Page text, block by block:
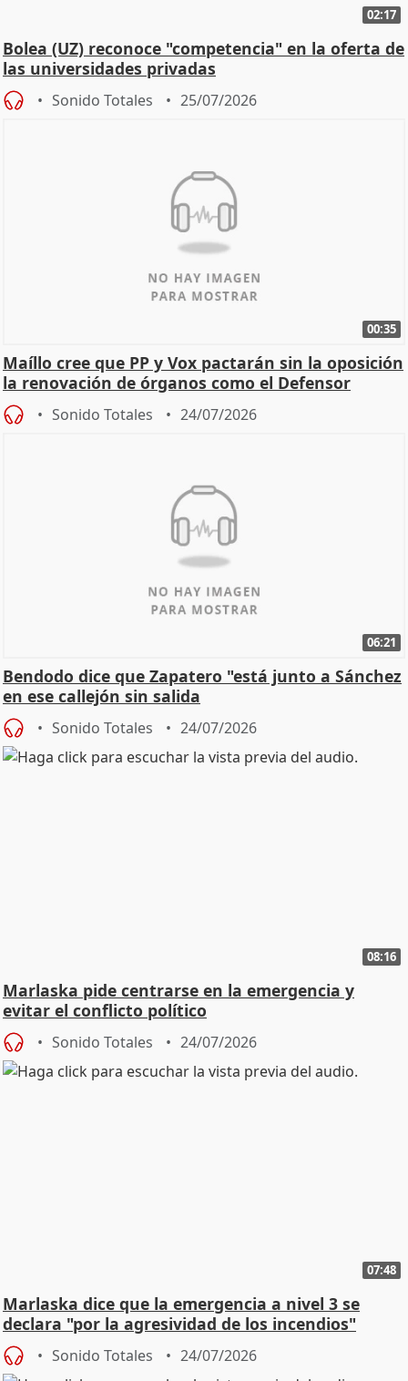
02:17
Bolea (UZ) reconoce "competencia" en la oferta de
las universidades privadas
Sonido Totales 25/07/2026
00:35
Maíllo cree que PP y Vox pactarán sin la oposición
la renovación de órganos como el Defensor
Sonido Totales 24/07/2026
06:21
Bendodo dice que Zapatero "está junto a Sánchez
en ese callejón sin salida
Sonido Totales 24/07/2026
08:16
Marlaska pide centrarse en la emergencia y
evitar el conflicto político
Sonido Totales 24/07/2026
07:48
Marlaska dice que la emergencia a nivel 3 se
declara "por la agresividad de los incendios"
Sonido Totales 24/07/2026